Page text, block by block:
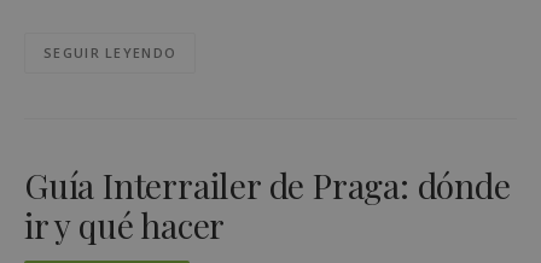
SEGUIR LEYENDO
Guía Interrailer de Praga: dónde
ir y qué hacer